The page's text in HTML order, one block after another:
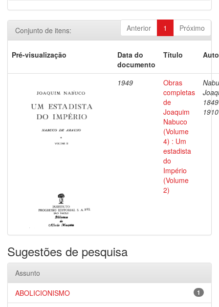
Anterior 1 Próximo
Conjunto de itens:
Pré-visualização
Data do
documento
Título
1949
Obras
completas
de
Joaquim
Nabuco
(Volume
4) : Um
estadista
do
Império
(Volume
2)
1910
Sugestões de pesquisa
Assunto
1
ABOLICIONISMO